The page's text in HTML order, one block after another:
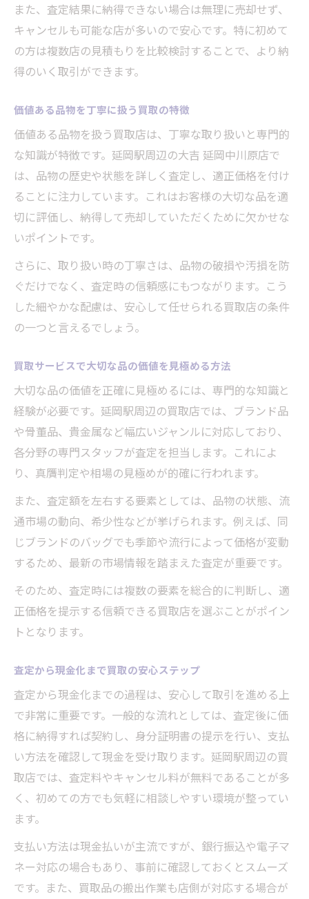
また、査定結果に納得できない場合は無理に売却せず、
キャンセルも可能な店が多いので安心です。特に初めて
の方は複数店の見積もりを比較検討することで、より納
得のいく取引ができます。
価値ある品物を丁寧に扱う買取の特徴
価値ある品物を扱う買取店は、丁寧な取り扱いと専門的
な知識が特徴です。延岡駅周辺の大吉 延岡中川原店で
は、品物の歴史や状態を詳しく査定し、適正価格を付け
ることに注力しています。これはお客様の大切な品を適
切に評価し、納得して売却していただくために欠かせな
いポイントです。
さらに、取り扱い時の丁寧さは、品物の破損や汚損を防
ぐだけでなく、査定時の信頼感にもつながります。こう
した細やかな配慮は、安心して任せられる買取店の条件
の一つと言えるでしょう。
買取サービスで大切な品の価値を見極める方法
大切な品の価値を正確に見極めるには、専門的な知識と
経験が必要です。延岡駅周辺の買取店では、ブランド品
や骨董品、貴金属など幅広いジャンルに対応しており、
各分野の専門スタッフが査定を担当します。これによ
り、真贋判定や相場の見極めが的確に行われます。
また、査定額を左右する要素としては、品物の状態、流
通市場の動向、希少性などが挙げられます。例えば、同
じブランドのバッグでも季節や流行によって価格が変動
するため、最新の市場情報を踏まえた査定が重要です。
そのため、査定時には複数の要素を総合的に判断し、適
正価格を提示する信頼できる買取店を選ぶことがポイン
トとなります。
査定から現金化まで買取の安心ステップ
査定から現金化までの過程は、安心して取引を進める上
で非常に重要です。一般的な流れとしては、査定後に価
格に納得すれば契約し、身分証明書の提示を行い、支払
い方法を確認して現金を受け取ります。延岡駅周辺の買
取店では、査定料やキャンセル料が無料であることが多
く、初めての方でも気軽に相談しやすい環境が整ってい
ます。
支払い方法は現金払いが主流ですが、銀行振込や電子マ
ネー対応の場合もあり、事前に確認しておくとスムーズ
です。また、買取品の搬出作業も店側が対応する場合が